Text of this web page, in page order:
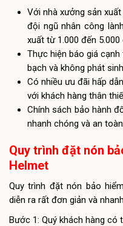
Với nhà xưởng sản
đội ngũ nhân công
xuất từ 1.000 đến
Thực hiện báo giá
bạch và không phát
Có nhiều ưu đãi hấp
với khách hàng thân
Chính sách bảo hành
nhanh chóng và an
Quy trình đặt nón
Helmet
Quy trình đặt nón bảo
diễn ra rất đơn giản và
Bước 1: Quý khách hàng có